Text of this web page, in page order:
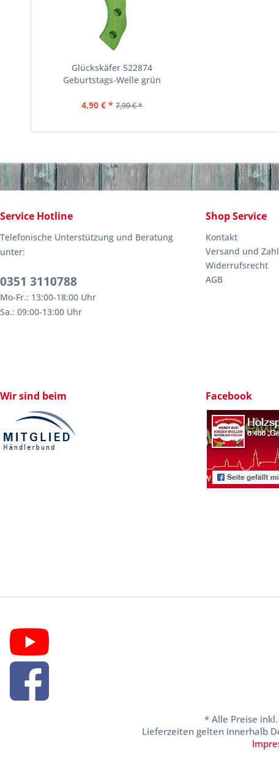
Glückskäfer 522874
Geburtstags-Welle grün
4,90 € * 7,99 € *
Service Hotline
Telefonische Unterstützung und Beratung
unter:
0351 3110788
Mo-Fr.: 13:00-18:00 Uhr
Sa.: 09:00-13:00 Uhr
Shop Service
Kontakt
Versand und
Widerrufsrecht
AGB
Wir sind beim Facebook
* Alle Preise
Lieferzeiten gelten innerhalb